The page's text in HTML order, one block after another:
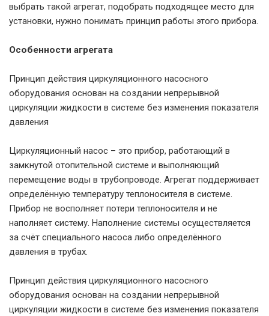
выбрать такой агрегат, подобрать подходящее место для
установки, нужно понимать принцип работы этого прибора.
Особенности агрегата
Принцип действия циркуляционного насосного
оборудования основан на создании непрерывной
циркуляции жидкости в системе без изменения показателя
давления
Циркуляционный насос – это прибор, работающий в
замкнутой отопительной системе и выполняющий
перемещение воды в трубопроводе. Агрегат поддерживает
определённую температуру теплоносителя в системе.
Прибор не восполняет потери теплоносителя и не
наполняет систему. Наполнение системы осуществляется
за счёт специального насоса либо определённого
давления в трубах.
Принцип действия циркуляционного насосного
оборудования основан на создании непрерывной
циркуляции жидкости в системе без изменения показателя